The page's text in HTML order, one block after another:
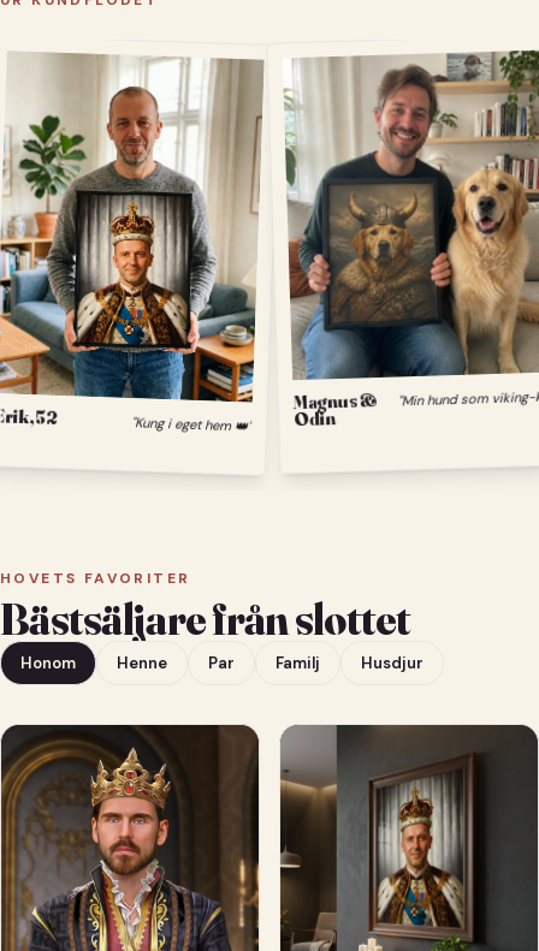
52 "Kung i eget hem 👑"
Magnus &
Odin
HOVETS FAVORITER
Bästsäljare från slottet
Honom Henne Par Familj Husdjur